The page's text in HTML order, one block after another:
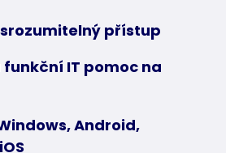
přístup
funkční IT pomoc na
Android,